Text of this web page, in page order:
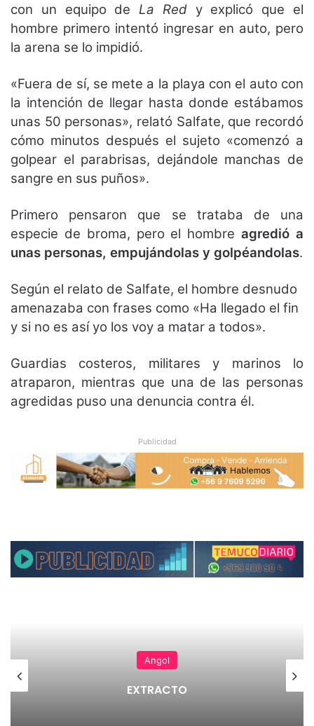
con un equipo de La Redy explicó que el
hombre primero intentó ingresar en auto, pero
la arena se lo impidió.
«Fuera de sí, se mete a la playa con el auto con
la intención de llegar hasta donde estábamos
unas 50 personas», relató Salfate, que recordó
cómo minutos después el sujeto «comenzó a
golpear el parabrisas, dejándole manchas de
sangre en sus puños».
Primero pensaron que se trataba de una
especie de broma, pero el hombreagredió a
unas personas, empujándolas y golpéandolas.
Según el relato de Salfate, el hombre desnudo
amenazaba con frases como «Ha llegado el fin
y si no es así yo los voy a matar a todos».
Guardias costeros, militares y marinos lo
atraparon, mientras que una de las personas
agredidas puso una denuncia contra él.
Publicidad
Angol
EXTRACTO